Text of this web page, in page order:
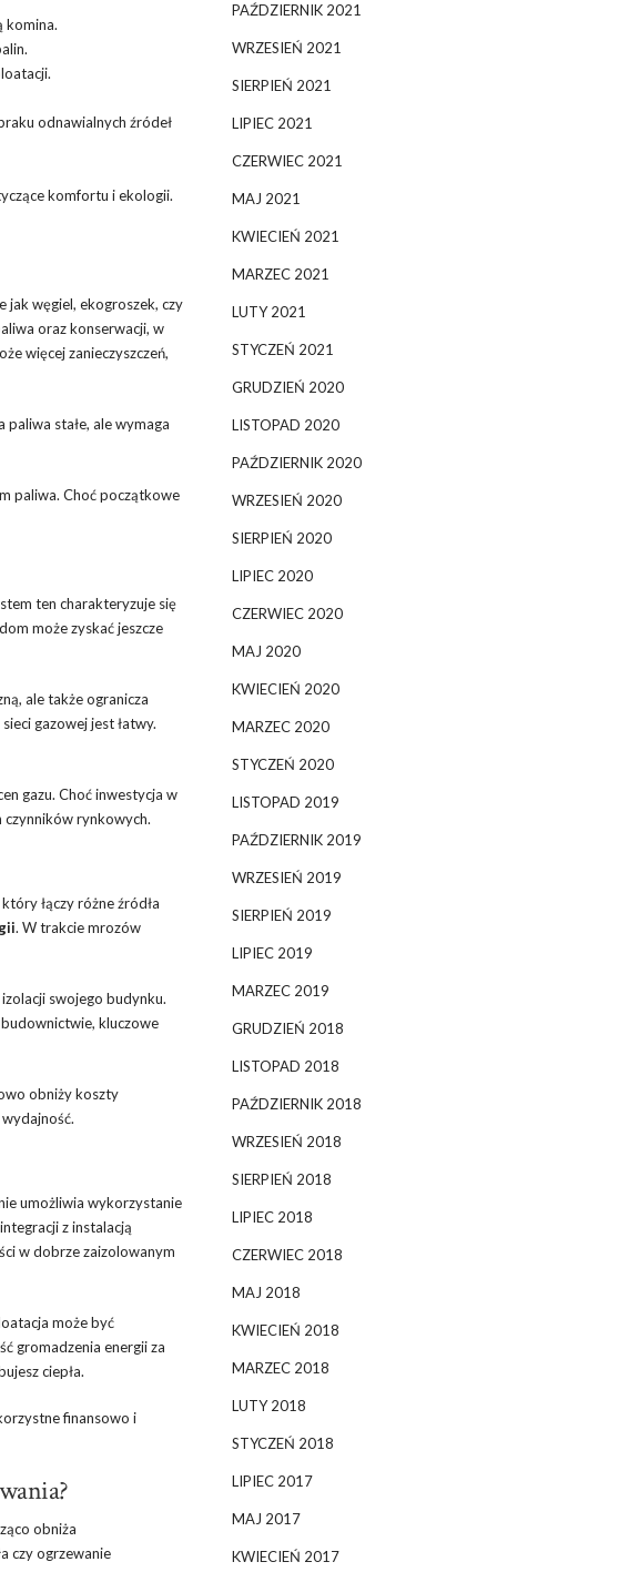
komina.
odnawialnych źródeł
komfortu i ekologii.
jak węgiel, ekogroszek, czy
oraz konserwacji, w
więcej zanieczyszczeń,
stałe, ale wymaga
paliwa. Choć początkowe
ten charakteryzuje się
może zyskać jeszcze
ale także ogranicza
gazowej jest łatwy.
gazu. Choć inwestycja w
rynkowych.
który łączy różne źródła
. W trakcie mrozów
swojego budynku.
kluczowe
obniży koszty
umożliwia wykorzystanie
z instalacją
w dobrze zaizolowanym
może być
gromadzenia energii za
ciepła.
finansowo i
obniża
czy ogrzewanie
PAŹDZIERNIK 2021
WRZESIEŃ 2021
SIERPIEŃ 2021
LIPIEC 2021
CZERWIEC 2021
MAJ 2021
KWIECIEŃ 2021
MARZEC 2021
LUTY 2021
STYCZEŃ 2021
GRUDZIEŃ 2020
LISTOPAD 2020
PAŹDZIERNIK 2020
WRZESIEŃ 2020
SIERPIEŃ 2020
LIPIEC 2020
CZERWIEC 2020
MAJ 2020
KWIECIEŃ 2020
MARZEC 2020
STYCZEŃ 2020
LISTOPAD 2019
PAŹDZIERNIK 2019
WRZESIEŃ 2019
SIERPIEŃ 2019
LIPIEC 2019
MARZEC 2019
GRUDZIEŃ 2018
LISTOPAD 2018
PAŹDZIERNIK 2018
WRZESIEŃ 2018
SIERPIEŃ 2018
LIPIEC 2018
CZERWIEC 2018
MAJ 2018
KWIECIEŃ 2018
MARZEC 2018
LUTY 2018
STYCZEŃ 2018
LIPIEC 2017
MAJ 2017
KWIECIEŃ 2017